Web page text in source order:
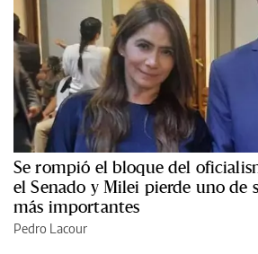
Se rompió el bloque del
el Senado y Milei pierde uno de
más importantes
Pedro Lacour